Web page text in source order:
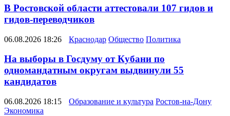
В Ростовской области аттестовали 107 гидов и
гидов-переводчиков
06.08.2026 18:26 Краснодар Общество Политика
На выборы в Госдуму от Кубани по
одномандатным округам выдвинули 55
кандидатов
06.08.2026 18:15 Образование и культура Ростов-на-Дону
Экономика